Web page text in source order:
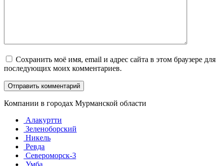
Сохранить моё имя, email и адрес сайта в этом браузере для
последующих моих комментариев.
Компании в городах Мурманской области
Алакуртти
Зеленоборский
Никель
Ревда
Североморск-3